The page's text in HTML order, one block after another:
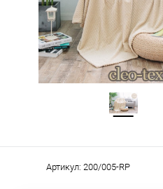
Артикул: 200/005-RP